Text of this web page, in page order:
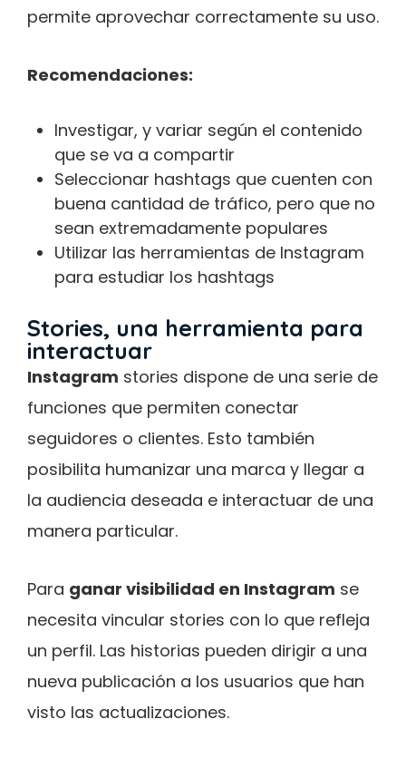
permite aprovechar correctamente su uso.
Recomendaciones:
Investigar, y variar según el contenido
que se va a compartir
Seleccionar hashtags que cuenten con
buena cantidad de tráfico, pero que no
sean extremadamente populares
Utilizar las herramientas de Instagram
para estudiar los hashtags
Stories, una herramienta para
interactuar
Instagram stories dispone de una serie de
funciones que permiten conectar
seguidores o clientes. Esto también
posibilita humanizar una marca y llegar a
la audiencia deseada e interactuar de una
manera particular.
Para ganar visibilidad en Instagram se
necesita vincular stories con lo que refleja
un perfil. Las historias pueden dirigir a una
nueva publicación a los usuarios que han
visto las actualizaciones.